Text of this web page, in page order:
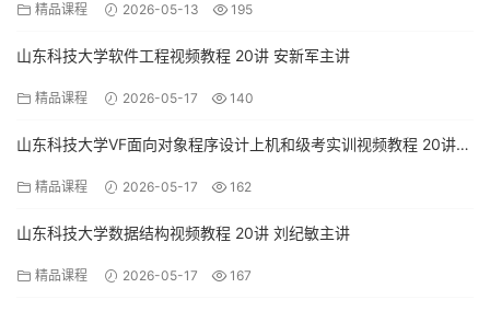
精品课程 2026-05-13 195
山东科技大学软件工程视频教程 20讲 安新军主讲
精品课程 2026-05-17 140
山东科技大学VF面向对象程序设计上机和级考实训视频教程 20讲
精品课程 2026-05-17 162
山东科技大学数据结构视频教程 20讲 刘纪敏主讲
精品课程 2026-05-17 167